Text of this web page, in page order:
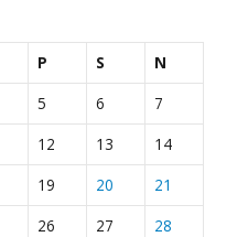
P S
N
5 6
7
12 13
14
19 20
21
26 27
28